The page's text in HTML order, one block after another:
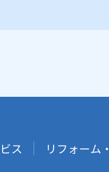
ス
リフォーム